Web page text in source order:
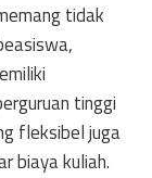
tidak
tinggi
fleksibel juga
biaya kuliah.